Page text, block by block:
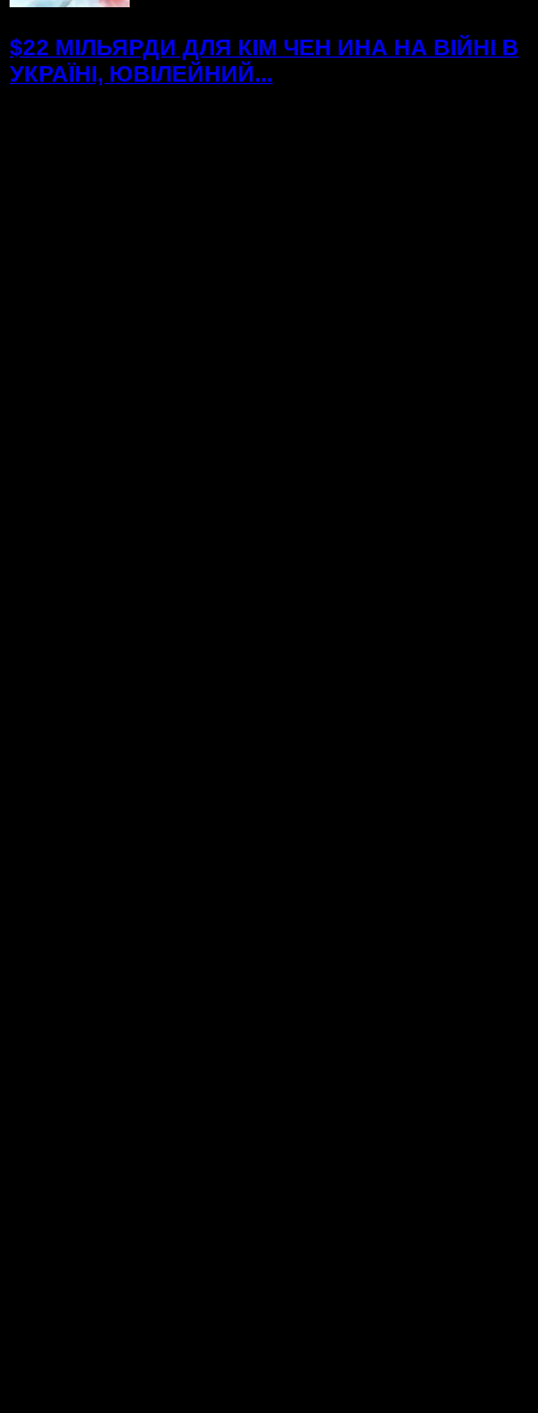
$22 МІЛЬЯРДИ ДЛЯ КІМ ЧЕН ИНА НА ВІЙНІ В
УКРАЇНІ, ЮВІЛЕЙНИЙ...